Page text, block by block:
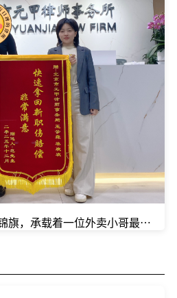
旗，承载着一位外卖小哥最朴实的